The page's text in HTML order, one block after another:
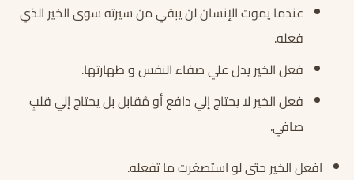
عندما يموت الإنسان لن يبقي من سيرته سوى الخير الذي
فعله.
فعل الخير يدل علي صفاء النفس و طهارتها.
فعل الخير لا يحتاج إلي دافع أو مُقابل بل يحتاج إلي قلبِ
صافي.
افعل الخير حتى لو استصغرت ما تفعله.